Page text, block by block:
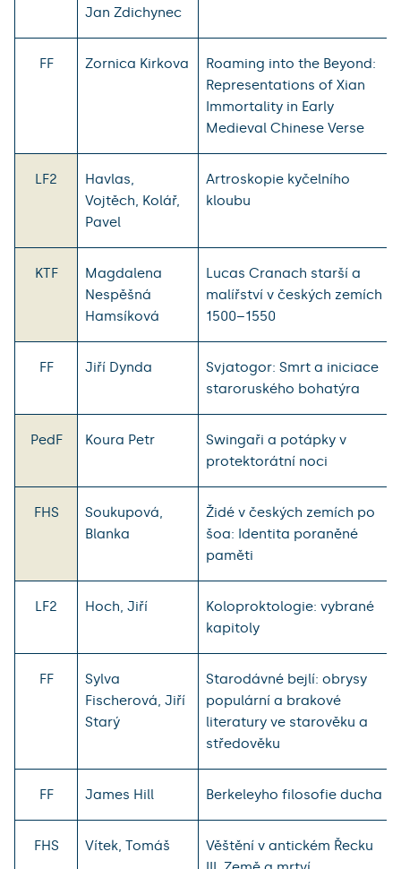
Jan Zdichynec
FF Zornica Kirkova
Roaming into the Beyond:
Representations of Xian
Immortality in Early
Medieval Chinese Verse
LF2
Havlas,
Vojtěch, Kolář,
Pavel
Artroskopie kyčelního
kloubu
KTF
Magdalena
Nespěšná
Hamsíková
Lucas Cranach starší a
malířství v českých zemích
1500–1550
FF Jiří Dynda
Svjatogor: Smrt a iniciace
staroruského bohatýra
PedF Koura Petr
Swingaři a potápky v
protektorátní noci
FHS
Soukupová,
Blanka
Židé v českých zemích po
šoa: Identita poraněné
paměti
LF2 Hoch, Jiří
Koloproktologie: vybrané
kapitoly
FF
Sylva
Fischerová, Jiří
Starý
Starodávné bejlí: obrysy
populární a brakové
literatury ve starověku a
středověku
FF James Hill Berkeleyho filosofie ducha
FHS Vítek, Tomáš
Věštění v antickém Řecku